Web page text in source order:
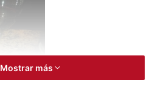
Mostrar más